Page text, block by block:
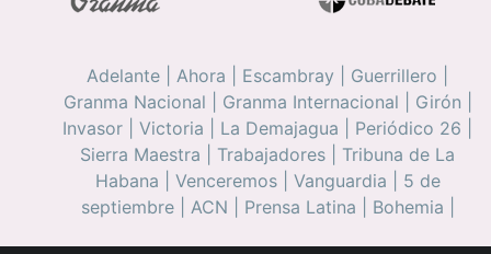
Adelante Ahora Escambray Guerrillero
Granma Nacional
Granma Internacional Girón
Invasor
Victoria La Demajagua Periódico 26
Sierra Maestra
Trabajadores
Tribuna de La
Habana
Venceremos| Vanguardia
5 de
septiembre| ACN Prensa Latina Bohemia